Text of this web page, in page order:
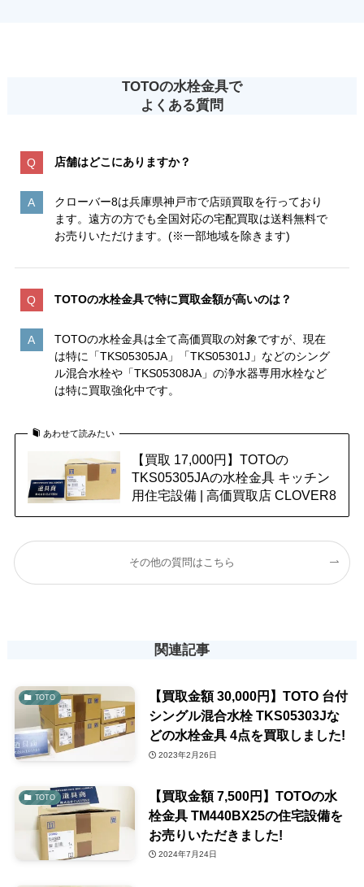
TOTOの水栓金具で
よくある質問
店舗はどこにありますか？
クローバー8は兵庫県神戸市で店頭買取を行っており
ます。遠方の方でも全国対応の宅配買取は送料無料で
お売りいただけます。(※一部地域を除きます)
TOTOの水栓金具で特に買取金額が高いのは？
TOTOの水栓金具は全て高価買取の対象ですが、現在
は特に「TKS05305JA」「TKS05301J」などのシング
ル混合水栓や「TKS05308JA」の浄水器専用水栓など
は特に買取強化中です。
あわせて読みたい
【買取 17,000円】TOTOの
TKS05305JAの水栓金具 キッチン
用住宅設備 | 高価買取店 CLOVER8
その他の質問はこちら
関連記事
TOTO
【買取金額 30,000円】TOTO 台付
シングル混合水栓 TKS05303Jな
どの水栓金具 4点を買取しました!
2023年2月26日
TOTO
【買取金額 7,500円】TOTOの水
栓金具 TM440BX25の住宅設備を
お売りいただきました!
2024年7月24日